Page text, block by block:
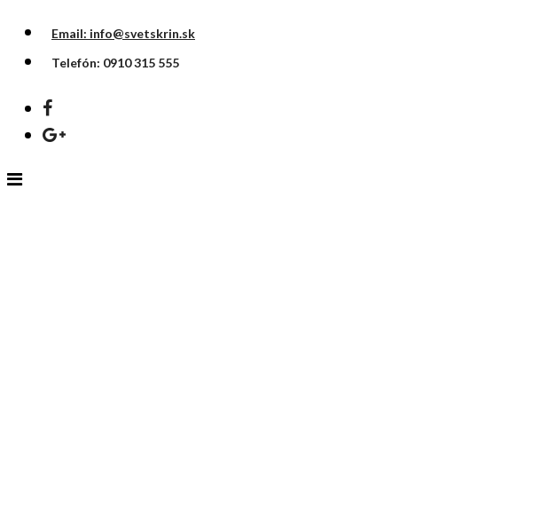
Email: info@svetskrin.sk
Telefón: 0910 315 555